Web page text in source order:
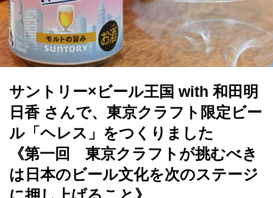
サントリー×ビール王国 with 和田明
日香 さんで、東京クラフト限定ビー
ル「ヘレス」をつくりました
《第一回 東京クラフトが挑むべき
は日本のビール文化を次のステージ